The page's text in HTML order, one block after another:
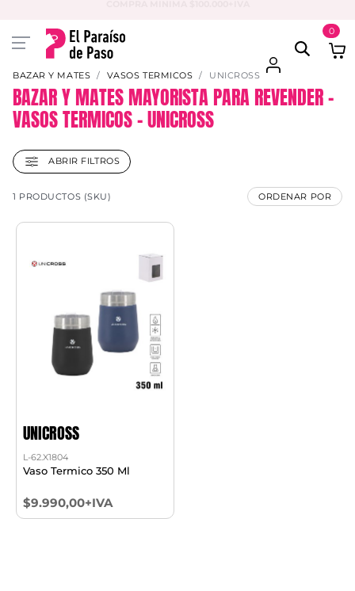
0
BAZAR Y MATES VASOS TERMICOS UNICROSS
BAZAR Y MATES MAYORISTA PARA REVENDER –
VASOS TERMICOS – UNICROSS
ABRIR FILTROS
1 PRODUCTOS (SKU) ORDENAR POR
UNICROSS
L-62.X1804
Vaso Termico 350 Ml
$9.990,00+IVA